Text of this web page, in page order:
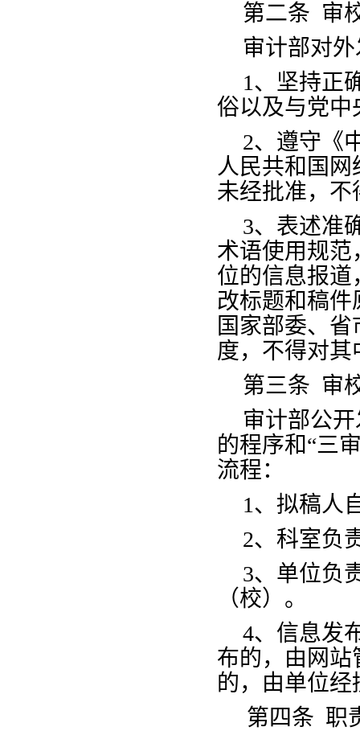
第二条 审
审计部对
1、坚持正
俗以及与党中
2、遵守《
人民共和国
未经批准，
3、表述准
术语使用规
位的信息报
改标题和稿
国家部委、
度，不得对
第三条 审
审计部公
的程序和“三
流程：
1、拟稿人
2、科室负
3、单位负
（校）。
4、信息发
布的，由网
的，由单位
第四条 职